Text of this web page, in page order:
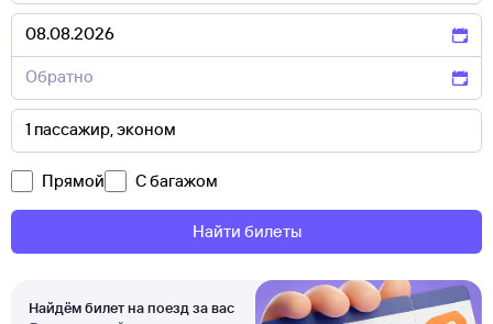
Прямой С багажом
Найти билеты
Найдём билет на поезд за вас